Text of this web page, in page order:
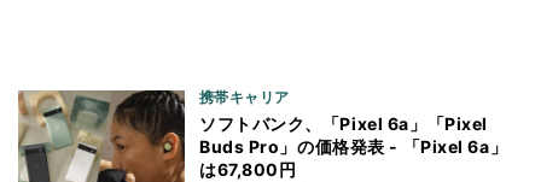
携帯キャリア
ソフトバンク、「Pixel 6a」「Pixel
Buds Pro」の価格発表 - 「Pixel 6a」
は67,800円